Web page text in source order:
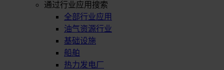
通过行业应用搜索
全部行业应用
油气资源行业
基础设施
船舶
热力发电厂